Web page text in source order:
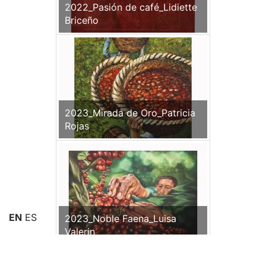
2022_Pasión de café_Lidiette
Briceño
2023_Mirada de Oro_Patricia
Rojas
2023_Noble Faena_Luisa
Valerin
EN ES